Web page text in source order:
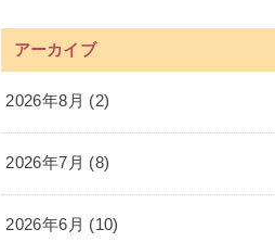
アーカイブ
2026年8月 (2)
2026年7月 (8)
2026年6月 (10)